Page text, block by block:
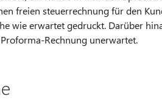
freien steuerrechnung für den
wie erwartet gedruckt. Darüber
Rechnung unerwartet.